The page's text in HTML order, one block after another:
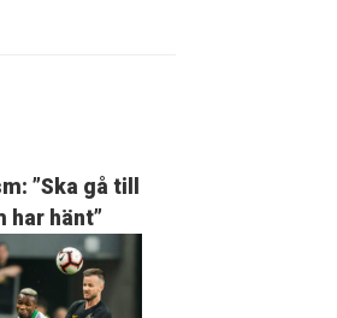
”Ska gå till
har hänt”